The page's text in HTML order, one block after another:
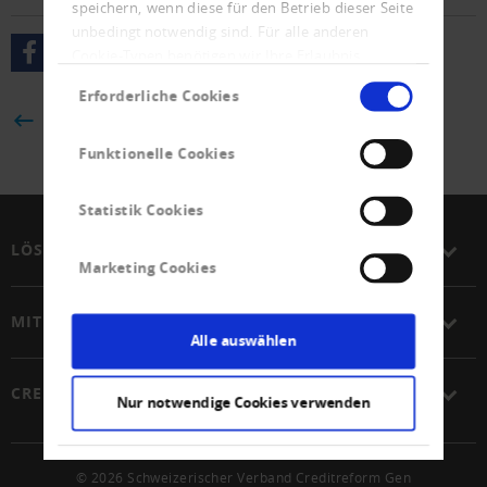
speichern, wenn diese für den Betrieb dieser Seite
unbedingt notwendig sind. Für alle anderen
Erforderliche Cookies
Funktionelle Cookies
Statistik Cookies
Marketing Cookies
Alle auswählen
Nur notwendige Cookies verwenden
LÖSUNGEN
MITGLIEDSCHAFT
CREDITREFORM
© 2026 Schweizerischer Verband Creditreform Gen